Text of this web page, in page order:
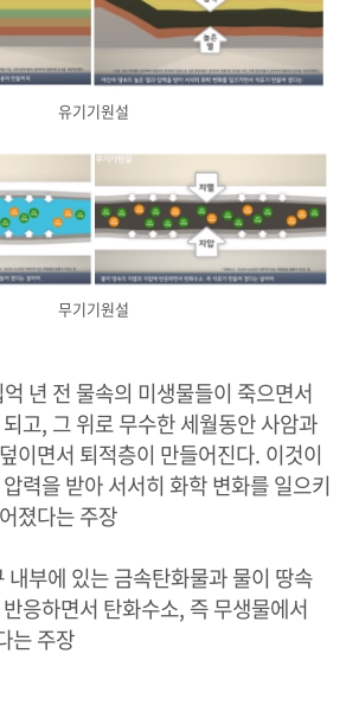
유기기원설
무기기원설
년 전 물속의 미생물들이 죽으면서
고, 그 위로 무수한 세월동안 사암과
이면서 퇴적층이 만들어진다. 이것이
력을 받아 서서히 화학 변화를 일으키
졌다는 주장
내부에 있는 금속탄화물과 물이 땅속
응하면서 탄화수소, 즉 무생물에서
는 주장